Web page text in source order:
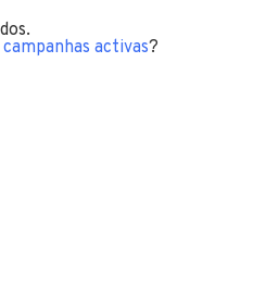
campanhas activas?